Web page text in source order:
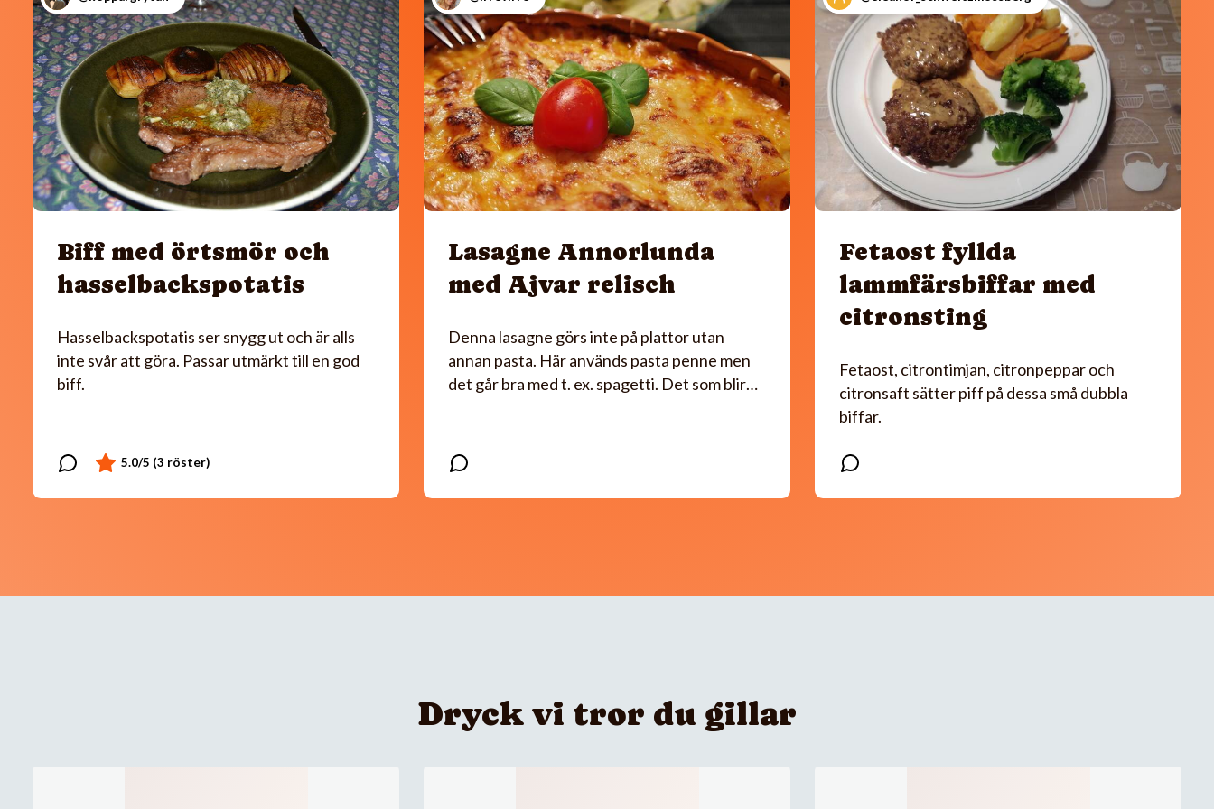
Biff med örtsmör och
hasselbackspotatis
Hasselbackspotatis ser snygg ut och är alls
inte svår att göra. Passar utmärkt till en god
biff.
Lasagne Annorlunda
med Ajvar relisch
Denna lasagne görs inte på plattor utan
annan pasta. Här används pasta penne men
det går bra med t. ex. spagetti. Det som blir…
Fetaost fyllda
lammfärsbiffar med
citronsting
Fetaost, citrontimjan, citronpeppar och
citronsaft sätter piff på dessa små dubbla
biffar.
Dryck vi tror du gillar